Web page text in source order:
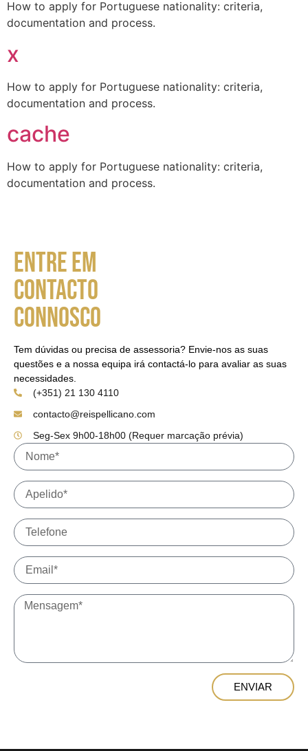
How to apply for Portuguese nationality: criteria,
documentation and process.
x
How to apply for Portuguese nationality: criteria,
documentation and process.
cache
How to apply for Portuguese nationality: criteria,
documentation and process.
Entre em
contacto
connosco
Tem dúvidas ou precisa de assessoria? Envie-nos as suas
questões e a nossa equipa irá contactá-lo para avaliar as suas
necessidades.
(+351) 21 130 4110
contacto@reispellicano.com
Seg-Sex 9h00-18h00 (Requer marcação prévia)
ENVIAR